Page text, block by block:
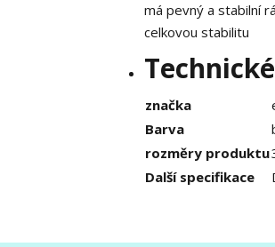
má pevný a stabilní
celkovou stabilitu
značka
Barva
rozměry produktu
Další specifikace